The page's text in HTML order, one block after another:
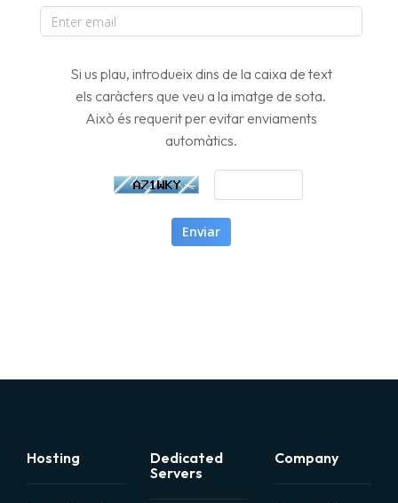
Ver机房
RAK机房
SK机房(DDOS防护)
FDC机房(超大带宽)
Si us plau, introdueix dins de la caixa de text
els caràcters que veu a la imatge de sota.
Això és requerit per evitar enviaments
automàtics.
Enviar
Hosting
Dedicated
Servers
Company